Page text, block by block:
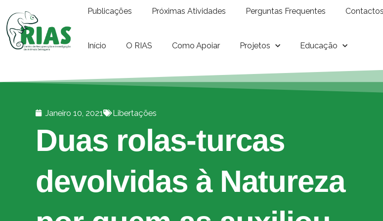
Publicações Próximas Atividades Perguntas Frequentes Contactos
Início O RIAS Como Apoiar Projetos Educação
Janeiro 10, 2021 Libertações
Duas rolas-turcas
devolvidas à Natureza